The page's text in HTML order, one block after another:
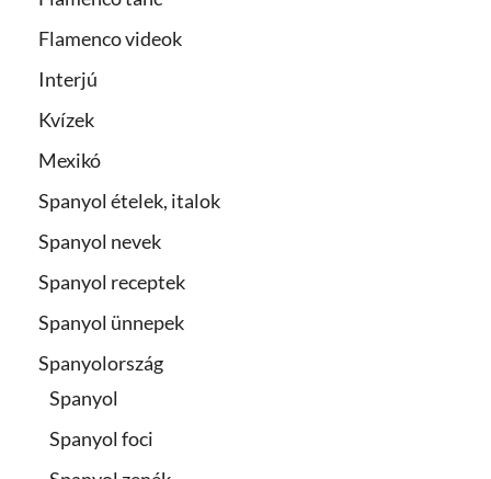
Flamenco videok
Interjú
Kvízek
Mexikó
Spanyol ételek, italok
Spanyol nevek
Spanyol receptek
Spanyol ünnepek
Spanyolország
Spanyol
Spanyol foci